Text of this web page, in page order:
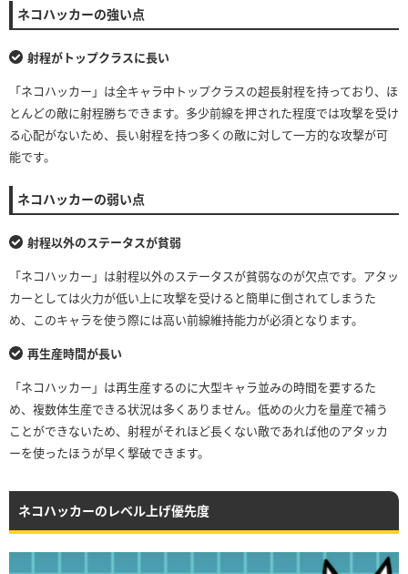
ネコハッカーの強い点
射程がトップクラスに長い
「ネコハッカー」は全キャラ中トップクラスの超長射程を持っており、ほ
とんどの敵に射程勝ちできます。多少前線を押された程度では攻撃を受け
る心配がないため、長い射程を持つ多くの敵に対して一方的な攻撃が可
能です。
ネコハッカーの弱い点
射程以外のステータスが貧弱
「ネコハッカー」は射程以外のステータスが貧弱なのが欠点です。アタッ
カーとしては火力が低い上に攻撃を受けると簡単に倒されてしまうた
め、このキャラを使う際には高い前線維持能力が必須となります。
再生産時間が長い
「ネコハッカー」は再生産するのに大型キャラ並みの時間を要するた
め、複数体生産できる状況は多くありません。低めの火力を量産で補う
ことができないため、射程がそれほど長くない敵であれば他のアタッカ
ーを使ったほうが早く撃破できます。
ネコハッカーのレベル上げ優先度